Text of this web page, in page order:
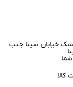
خیابان سینا جنب